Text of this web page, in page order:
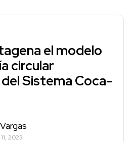
el modelo
circular
del Sistema Coca-
2023